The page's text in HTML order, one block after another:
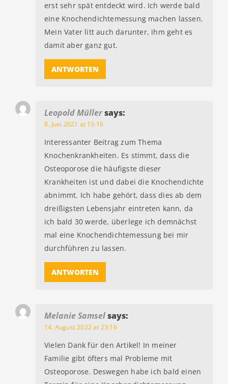
erst sehr spät entdeckt wird. Ich werde bald
eine Knochendichtemessung machen lassen.
Mein Vater litt auch darunter, ihm geht es
damit aber ganz gut.
ANTWORTEN
Leopold Müllersays:
8. Juni 2021 at 13:16
Interessanter Beitrag zum Thema
Knochenkrankheiten. Es stimmt, dass die
Osteoporose die häufigste dieser
Krankheiten ist und dabei die Knochendichte
abnimmt. Ich habe gehört, dass dies ab dem
dreißigsten Lebensjahr eintreten kann, da
ich bald 30 werde, überlege ich demnächst
mal eine Knochendichtemessung bei mir
durchführen zu lassen.
ANTWORTEN
Melanie Samselsays:
14. August 2022 at 23:16
Vielen Dank für den Artikel! In meiner
Familie gibt öfters mal Probleme mit
Osteoporose. Deswegen habe ich bald einen